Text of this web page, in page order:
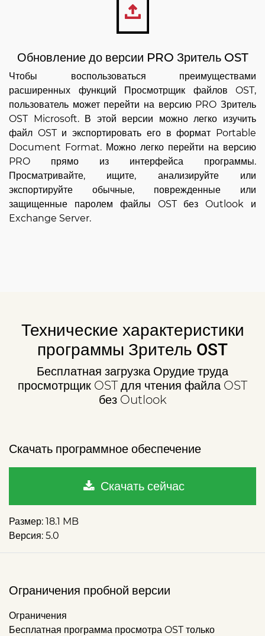
Обновление до версии PRO Зритель OST
Чтобы воспользоваться преимуществами
расширенных функций Просмотрщик файлов OST,
пользователь может перейти на версию PRO Зритель
OST Microsoft. В этой версии можно легко изучить
файл OST и экспортировать его в формат Portable
Document Format. Можно легко перейти на версию
PRO прямо из интерфейса программы.
Просматривайте, ищите, анализируйте или
экспортируйте обычные, поврежденные или
защищенные паролем файлы OST без Outlook и
Exchange Server.
Технические характеристики
программы Зритель OST
Бесплатная загрузка Орудие труда
просмотрщик OST для чтения файла OST
без Outlook
Скачать программное обеспечение
Скачать сейчас
Размер: 18.1 MB
Версия: 5.0
Ограничения пробной версии
Ограничения
Бесплатная программа просмотра OST только